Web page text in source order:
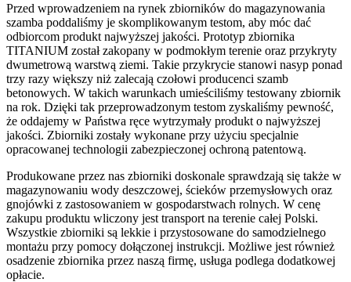
Przed wprowadzeniem na rynek zbiorników do magazynowania
szamba poddaliśmy je skomplikowanym testom, aby móc dać
odbiorcom produkt najwyższej jakości. Prototyp zbiornika
TITANIUM został zakopany w podmokłym terenie oraz przykryty
dwumetrową warstwą ziemi. Takie przykrycie stanowi nasyp ponad
trzy razy większy niż zalecają czołowi producenci szamb
betonowych. W takich warunkach umieściliśmy testowany zbiornik
na rok. Dzięki tak przeprowadzonym testom zyskaliśmy pewność,
że oddajemy w Państwa ręce wytrzymały produkt o najwyższej
jakości. Zbiorniki zostały wykonane przy użyciu specjalnie
opracowanej technologii zabezpieczonej ochroną patentową.
Produkowane przez nas zbiorniki doskonale sprawdzają się także w
magazynowaniu wody deszczowej, ścieków przemysłowych oraz
gnojówki z zastosowaniem w gospodarstwach rolnych. W cenę
zakupu produktu wliczony jest transport na terenie całej Polski.
Wszystkie zbiorniki są lekkie i przystosowane do samodzielnego
montażu przy pomocy dołączonej instrukcji. Możliwe jest również
osadzenie zbiornika przez naszą firmę, usługa podlega dodatkowej
opłacie.